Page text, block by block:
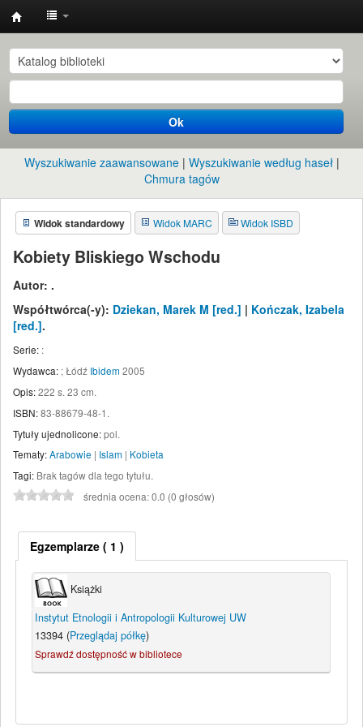
Instytut
Etnologii
i
Antropologii
Kulturowej
UW
Ok
Wyszukiwanie zaawansowane
Wyszukiwanie według haseł
Chmura tagów
Widok standardowy Widok MARC Widok ISBD
Kobiety Bliskiego Wschodu
Autor: .
Współtwórca(-y): Dziekan, Marek M [red.] | Kończak, Izabela
[red.].
Serie: :
Wydawca: ;Łódź Ibidem 2005
Opis:222 s. 23 cm.
ISBN:83-88679-48-1.
Tytuły ujednolicone:pol.
Tematy:Arabowie | Islam | Kobieta
Tagi: Brak tagów dla tego tytułu.
średnia ocena: 0.0 (0 głosów)
Egzemplarze( 1 )
Książki
Instytut Etnologii i Antropologii Kulturowej UW
13394 (Przeglądaj półkę)
Sprawdź dostępność w bibliotece